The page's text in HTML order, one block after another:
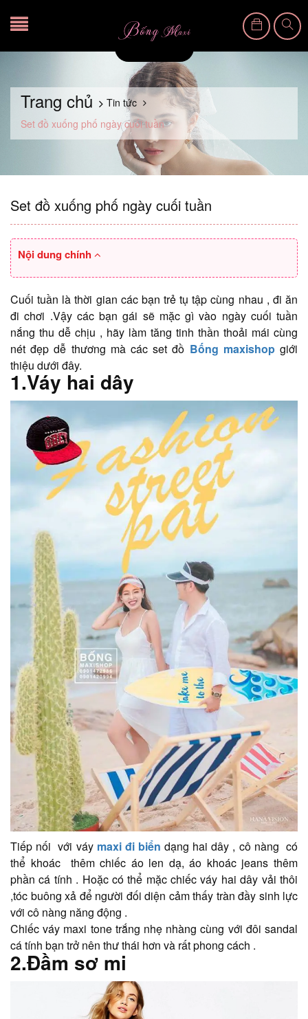
Trang chủ
Tin tức
Set đồ xuống phố ngày cuối tuần
Set đồ xuống phố ngày cuối tuần
Nội dung chính
Cuối tuần là thời gian các bạn trẻ tụ tập cùng nhau , đi ăn
đi chơi .Vậy các bạn gái sẽ mặc gì vào ngày cuối tuần
nắng thu dễ chịu , hãy làm tăng tinh thần thoải mái cùng
nét đẹp dễ thương mà các set đồ Bống maxishopgiới
thiệu dưới đây.
1.Váy hai dây
Tiếp nối với váy maxi đi biểndạng hai dây , cô nàng có
thể khoác thêm chiếc áo len dạ, áo khoác jeans thêm
phần cá tính . Hoặc có thể mặc chiếc váy hai dây vải thôi
,tóc buông xả để người đối diện cảm thấy tràn đầy sinh lực
với cô nàng năng động .
Chiếc váy maxi tone trắng nhẹ nhàng cùng với đôi sandal
cá tính bạn trở nên thư thái hơn và rất phong cách .
2.Đầm sơ mi